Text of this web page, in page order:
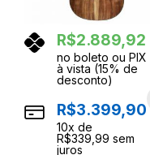
R$2.889,92
no boleto ou PIX
à vista (15% de
desconto)
R$3.399,90
10x de
R$339,99 sem
juros